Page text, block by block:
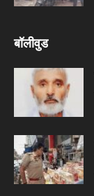
बॉलीवुड